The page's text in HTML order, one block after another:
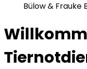
Bülow & Frauke